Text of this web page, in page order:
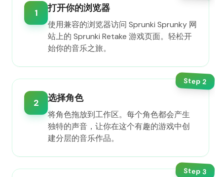
1 打开你的浏览器
使用兼容的浏览器访问 Sprunki Sprunky 网
站上的 Sprunki Retake 游戏页面。轻松开
始你的音乐之旅。
Step2
2 选择角色
将角色拖放到工作区。每个角色都会产生
独特的声音，让你在这个有趣的游戏中创
建分层的音乐作品。
Step3